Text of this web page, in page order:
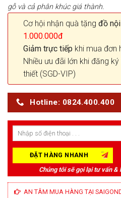
gỗ và cả phân khúc giá thành.
Cơ hội nhận quà tặng đồ
1.000.000đ
Giảm trực tiếp khi mua đơn
Nhiều ưu đãi lớn khi đăng
thiết (SGD-VIP)
Hotline: 0824.400.400
Chúng tôi sẽ gọi lại tư vấn
AN TÂM MUA HÀNG TẠI